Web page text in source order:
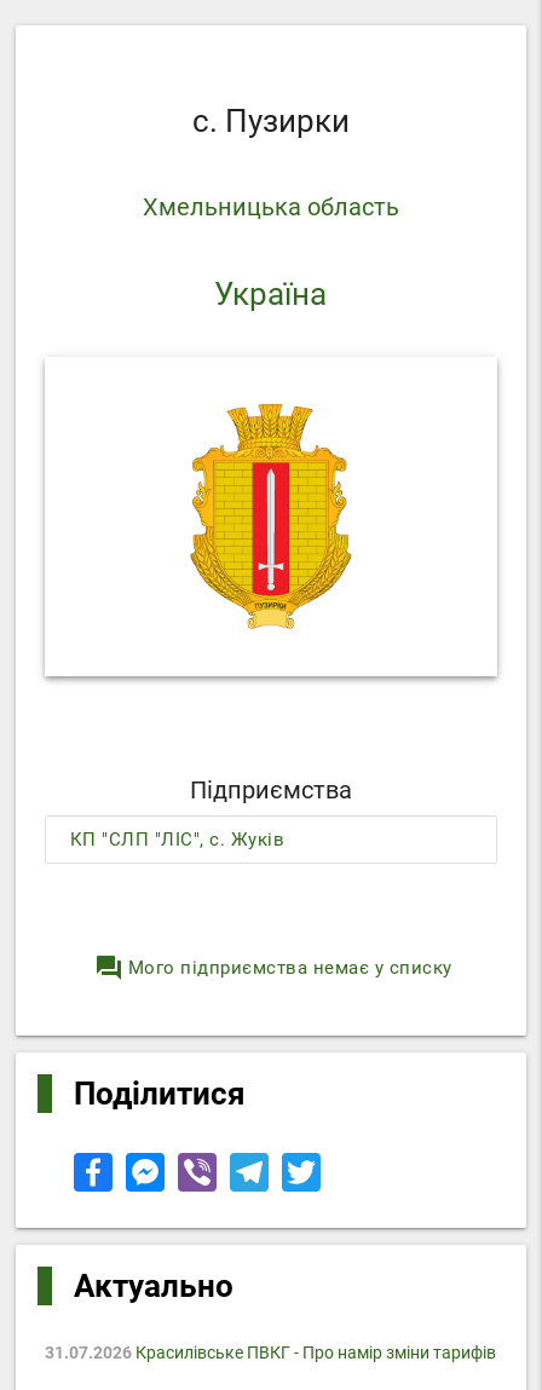
с. Пузирки
Хмельницька область
Україна
Підприємства
КП "СЛП "ЛІС", с. Жуків
question_answer Мого підприємства немає у списку
Поділитися
Актуально
31.07.2026Красилівське ПВКГ - Про намір зміни тарифів